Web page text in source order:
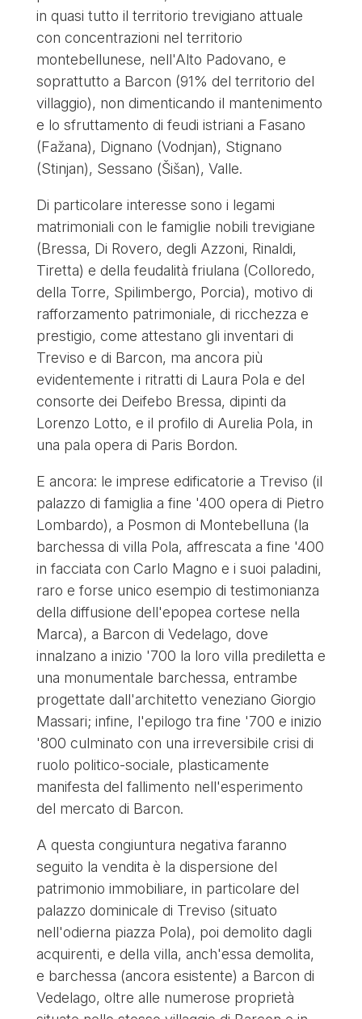
in quasi tutto il territorio trevigiano attuale
con concentrazioni nel territorio
montebellunese, nell'Alto Padovano, e
soprattutto a Barcon (91% del territorio del
villaggio), non dimenticando il mantenimento
e lo sfruttamento di feudi istriani a Fasano
(Fažana), Dignano (Vodnjan), Stignano
(Stinjan), Sessano (Šišan), Valle.
Di particolare interesse sono i legami
matrimoniali con le famiglie nobili trevigiane
(Bressa, Di Rovero, degli Azzoni, Rinaldi,
Tiretta) e della feudalità friulana (Colloredo,
della Torre, Spilimbergo, Porcia), motivo di
rafforzamento patrimoniale, di ricchezza e
prestigio, come attestano gli inventari di
Treviso e di Barcon, ma ancora più
evidentemente i ritratti di Laura Pola e del
consorte dei Deifebo Bressa, dipinti da
Lorenzo Lotto, e il profilo di Aurelia Pola, in
una pala opera di Paris Bordon.
E ancora: le imprese edificatorie a Treviso (il
palazzo di famiglia a fine '400 opera di Pietro
Lombardo), a Posmon di Montebelluna (la
barchessa di villa Pola, affrescata a fine '400
in facciata con Carlo Magno e i suoi paladini,
raro e forse unico esempio di testimonianza
della diffusione dell'epopea cortese nella
Marca), a Barcon di Vedelago, dove
innalzano a inizio '700 la loro villa prediletta e
una monumentale barchessa, entrambe
progettate dall'architetto veneziano Giorgio
Massari; infine, l'epilogo tra fine '700 e inizio
'800 culminato con una irreversibile crisi di
ruolo politico-sociale, plasticamente
manifesta del fallimento nell'esperimento
del mercato di Barcon.
A questa congiuntura negativa faranno
seguito la vendita è la dispersione del
patrimonio immobiliare, in particolare del
palazzo dominicale di Treviso (situato
nell'odierna piazza Pola), poi demolito dagli
acquirenti, e della villa, anch'essa demolita,
e barchessa (ancora esistente) a Barcon di
Vedelago, oltre alle numerose proprietà